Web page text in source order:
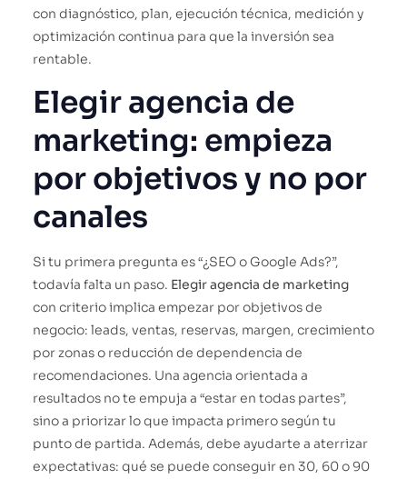
con diagnóstico, plan, ejecución técnica, medición y
optimización continua para que la inversión sea
rentable.
Elegir agencia de
marketing: empieza
por objetivos y no por
canales
Si tu primera pregunta es “¿SEO o Google Ads?”,
todavía falta un paso. Elegir agencia de marketing
con criterio implica empezar por objetivos de
negocio: leads, ventas, reservas, margen, crecimiento
por zonas o reducción de dependencia de
recomendaciones. Una agencia orientada a
resultados no te empuja a “estar en todas partes”,
sino a priorizar lo que impacta primero según tu
punto de partida. Además, debe ayudarte a aterrizar
expectativas: qué se puede conseguir en 30, 60 o 90